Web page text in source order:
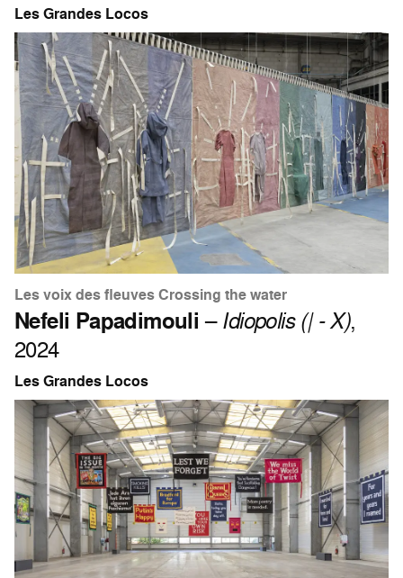
Les Grandes Locos
Les voix des fleuves Crossing the water
Nefeli Papadimouli –Idiopolis (| - X),
2024
Les Grandes Locos